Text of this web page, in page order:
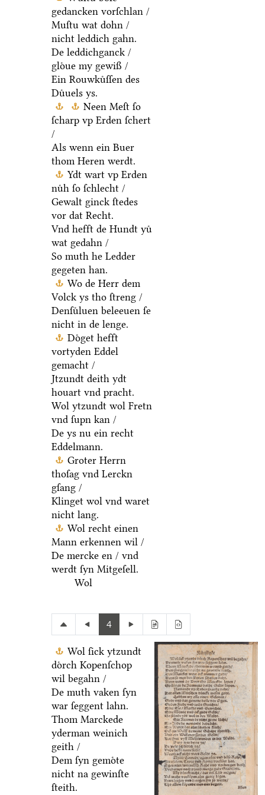
gedancken vorſchlan /
Muſtu wat dohn /
nicht leddich gahn.
De leddichganck /
gloͤue my gewiß /
Ein Rouwkuͤſſen des
Duͤuels ys.
Neen Meſt ſo
ſcharp vp Erden ſchert
/
Als wenn ein Buer
thom Heren werdt.
Ydt wart vp Erden
nuͤh ſo ſchlecht /
Gewalt ginck ſtedes
vor dat Recht.
Vnd hefft de Hundt yuͤ
wat gedahn /
So muth he Ledder
gegeten han.
Wo de Herr dem
Volck ys tho ſtreng /
Denſuͤluen beleeuen ſe
nicht in de lenge.
Doͤget hefft
vortyden Eddel
gemacht /
Jtzundt deith ydt
houart vnd pracht.
Wol ytzundt wol Fretn
vnd ſupn kan /
De ys nu ein recht
Eddelmann.
Groter Herrn
thoſag vnd Lerckn
gſang /
Klinget wol vnd waret
nicht lang.
Wol recht einen
Mann erkennen wil /
De mercke en / vnd
werdt ſyn Mitgeſell.
Wol
4
Wol ſick ytzundt
doͤrch Kopenſchop
wil begahn /
De muth vaken ſyn
war ſeggent lahn.
Thom Marckede
yderman weinich
geith /
Dem ſyn gemoͤte
nicht na gewinſte
ſteith.